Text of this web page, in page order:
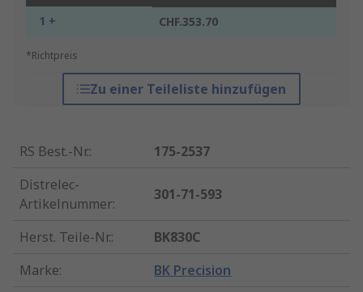
1 + CHF.353.70
*Richtpreis
Zu einer Teileliste hinzufügen
RS Best.-Nr.:
175-2537
Distrelec-
Artikelnummer:
301-71-593
Herst. Teile-Nr.:
BK830C
Marke: BK Precision